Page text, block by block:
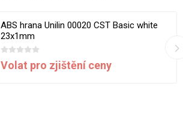
ABS hrana Unilin 00020 CST Basic white
23x1mm
Volat pro zjištění ceny